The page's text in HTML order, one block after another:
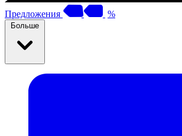
Предложения %
Больше